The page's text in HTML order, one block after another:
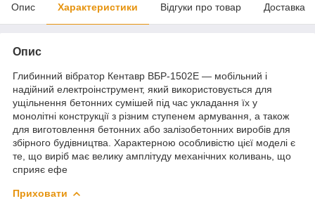
Опис Характеристики Відгуки про товар Доставка
Опис
Глибинний вібратор Кентавр ВБР-1502Е — мобільний і
надійний електроінструмент, який використовується для
ущільнення бетонних сумішей під час укладання їх у
монолітні конструкції з різним ступенем армування, а також
для виготовлення бетонних або залізобетонних виробів для
збірного будівництва. Характерною особливістю цієї моделі є
те, що виріб має велику амплітуду механічних коливань, що
сприяє ефе
Приховати